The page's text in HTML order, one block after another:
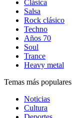
Clásica
Salsa
Rock clásico
Techno
Años 70
Soul
Trance
Heavy metal
Temas más populares
Noticias
Cultura